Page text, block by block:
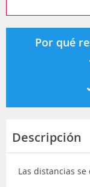
Por qué
Descripción
Las distancias